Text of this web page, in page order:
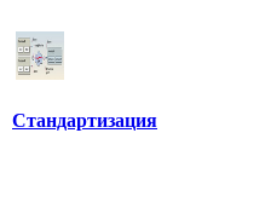
Стандартизация